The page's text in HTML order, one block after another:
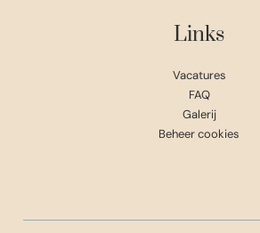
Links
Vacatures
FAQ
Galerij
Beheer cookies